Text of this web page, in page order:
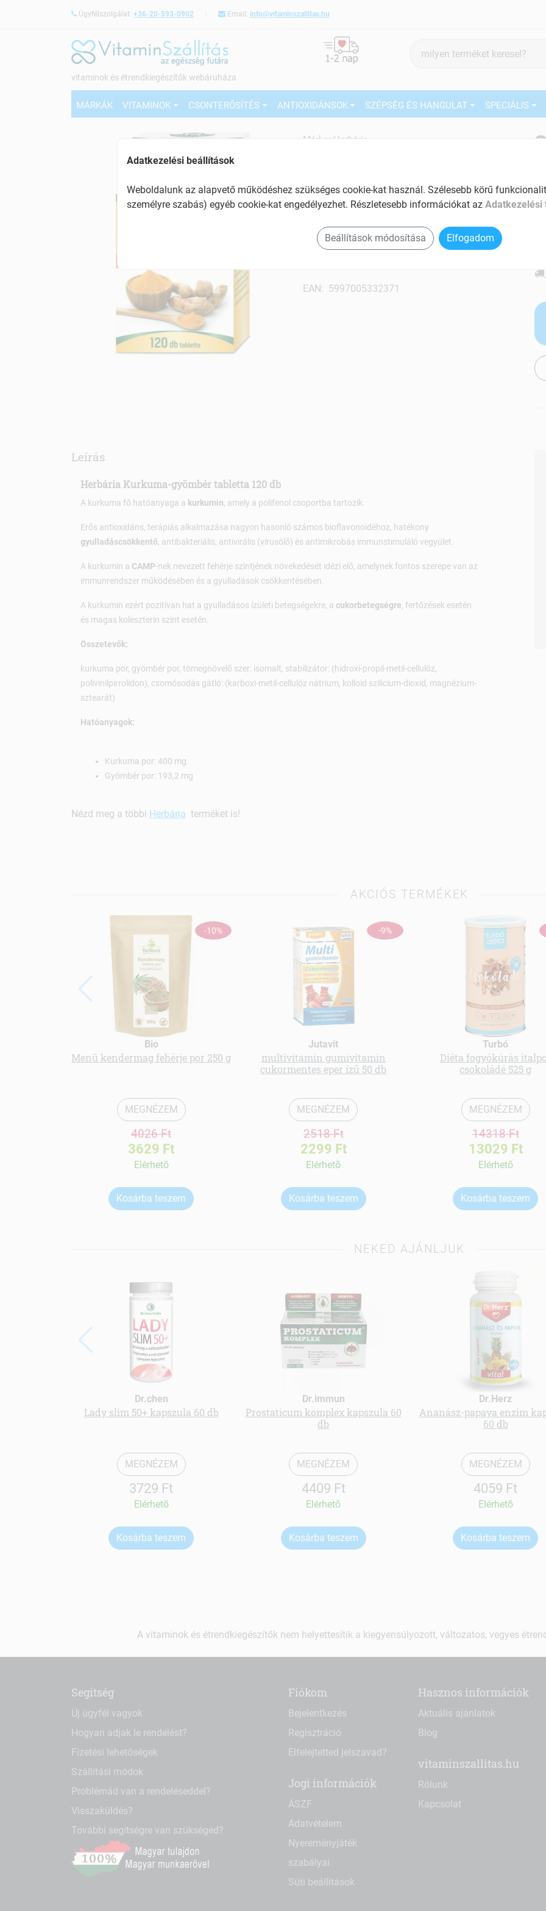
Ügyfélszolgálat: +36-20-593-0902 Email: info@vitaminszallitas.hu
vitaminok és étrendkiegészítők webáruháza
keresés
MÁRKÁK VITAMINOK CSONTERŐSÍTÉS ANTIOXIDÁNSOK SZÉPSÉG ÉS HANGULAT SPECIÁLIS
Márka: Herbária
Kurkumin tartalmú antioxidáns tabletta
Tartalom: 120 db
Antibakteriális hatású
Gyulladáscsökkentő
EAN: 5997005332371
Leírás
Herbária Kurkuma-gyömbér tabletta 120 db
A kurkuma fő hatóanyaga a kurkumin, amely a polifenol csoportba tartozik.
Erős antioxidáns, terápiás alkalmazása nagyon hasonló számos bioflavonoidéhoz, hatékony
gyulladáscsökkentő, antibakteriális, antivirális (vírusölő) és antimikrobás immunstimuláló vegyület.
A kurkumin a CAMP-nek nevezett fehérje szintjének növekedését idézi elő, amelynek fontos szerepe van az
immunrendszer működésében és a gyulladások csökkentésében.
A kurkumin ezért pozitívan hat a gyulladásos ízületi betegségekre, a cukorbetegségre, fertőzések esetén
és magas koleszterin szint esetén.
Összetevők:
kurkuma por, gyömbér por, tömegnövelő szer: isomalt, stabilizátor: (hidroxi-propil-metil-cellulóz,
polivinilpirrolidon), csomósodás gátló: (karboxi-metil-cellulóz nátrium, kolloid szilicium-dioxid, magnézium-
sztearát)
Hatóanyagok:
Kurkuma por: 400 mg
Gyömbér por: 193,2 mg
Nézd meg a többi Herbária terméket is!
AKCIÓS TERMÉKEK
-10%
Bio
Menü kendermag fehérje por 250 g
MEGNÉZEM
4026 Ft
3629 Ft
Elérhetõ
Kosárba teszem
-9%
Jutavit
multivitamin gumivitamin
cukormentes eper ízű 50 db
MEGNÉZEM
2518 Ft
2299 Ft
Elérhetõ
Kosárba teszem
Turbó
Diéta fogyókúrás
csokoládé 525 g
MEGNÉZEM
14318 Ft
13029 Ft
Elérhetõ
Kosárba teszem
NEKED AJÁNLJUK
Dr.chen
Lady slim 50+ kapszula 60 db
MEGNÉZEM
3729 Ft
Elérhetõ
Kosárba teszem
Dr.immun
Prostaticum komplex kapszula 60
db
MEGNÉZEM
4409 Ft
Elérhetõ
Kosárba teszem
Dr.Herz
Ananász-papaya enzim
60 db
MEGNÉZEM
4059 Ft
Elérhetõ
Kosárba teszem
A vitaminok és étrendkiegészítők nem helyettesítik a kiegyensúlyozott, változatos, vegyes
Segítség
Új ügyfél vagyok
Hogyan adjak le rendelést?
Fizetési lehetőségek
Szállítási módok
Problémád van a rendeléseddel?
Visszaküldés?
További segítségre van szükséged?
Fiókom
Bejelentkezés
Regisztráció
Elfelejtetted jelszavad?
Jogi információk
ÁSZF
Adatvételem
Nyereményjáték
szabályai
Süti beállítások
Hasznos információk
Aktuális ajánlatok
Blog
vitaminszallitas.hu
Rólunk
Kapcsolat
Adatkezelési beállítások
Weboldalunk az alapvető működéshez szükséges cookie-kat használ. Szélesebb körű
személyre szabás) egyéb cookie-kat engedélyezhet. Részletesebb információkat az Adatkezelési
Beállítások módosítása Elfogadom